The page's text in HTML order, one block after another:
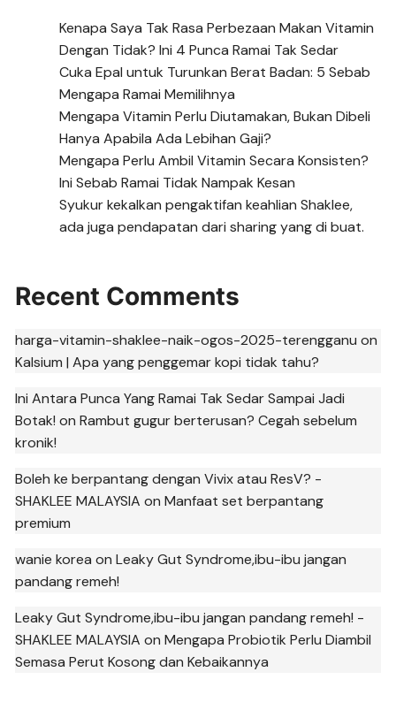
Kenapa Saya Tak Rasa Perbezaan Makan Vitamin
Dengan Tidak? Ini 4 Punca Ramai Tak Sedar
Cuka Epal untuk Turunkan Berat Badan: 5 Sebab
Mengapa Ramai Memilihnya
Mengapa Vitamin Perlu Diutamakan, Bukan Dibeli
Hanya Apabila Ada Lebihan Gaji?
Mengapa Perlu Ambil Vitamin Secara Konsisten?
Ini Sebab Ramai Tidak Nampak Kesan
Syukur kekalkan pengaktifan keahlian Shaklee,
ada juga pendapatan dari sharing yang di buat.
Recent Comments
harga-vitamin-shaklee-naik-ogos-2025-terengganu on
Kalsium | Apa yang penggemar kopi tidak tahu?
Ini Antara Punca Yang Ramai Tak Sedar Sampai Jadi
Botak! onRambut gugur berterusan? Cegah sebelum
kronik!
Boleh ke berpantang dengan Vivix atau ResV? -
SHAKLEE MALAYSIA onManfaat set berpantang
premium
wanie korea onLeaky Gut Syndrome,ibu-ibu jangan
pandang remeh!
Leaky Gut Syndrome,ibu-ibu jangan pandang remeh! -
SHAKLEE MALAYSIA onMengapa Probiotik Perlu Diambil
Semasa Perut Kosong dan Kebaikannya